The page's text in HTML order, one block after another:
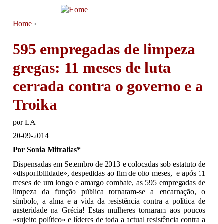
You are here
Home ›
595 empregadas de limpeza
gregas: 11 meses de luta
cerrada contra o governo e a
Troika
porLA
20-09-2014
Por Sonia Mitralias*
Dispensadas em Setembro de 2013 e colocadas sob estatuto de
«disponibilidade», despedidas ao fim de oito meses, e após 11
meses de um longo e amargo combate, as 595 empregadas de
limpeza da função pública tornaram-se a encarnação, o
símbolo, a alma e a vida da resistência contra a política de
austeridade na Grécia! Estas mulheres tornaram aos poucos
«sujeito político» e líderes de toda a actual resistência contra a